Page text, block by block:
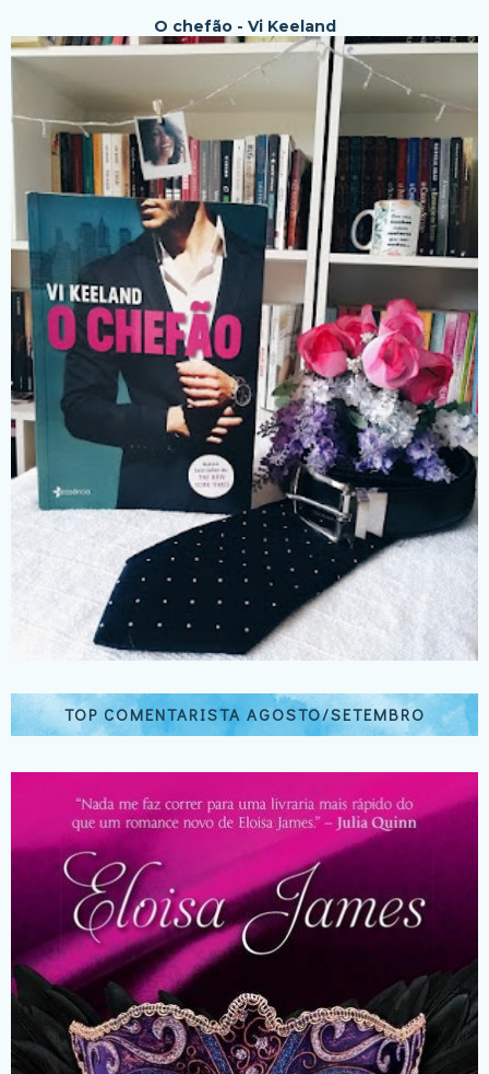
O chefão - Vi Keeland
TOP COMENTARISTA AGOSTO/SETEMBRO